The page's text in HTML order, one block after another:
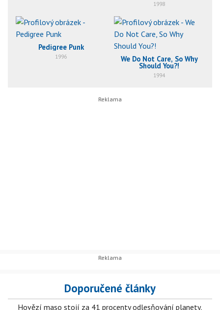
1998
Pedigree Punk
1996 We Do Not Care, So Why
Should You?!
1994
Doporučené články
Hovězí maso stojí za 41 procenty odlesňování planety,